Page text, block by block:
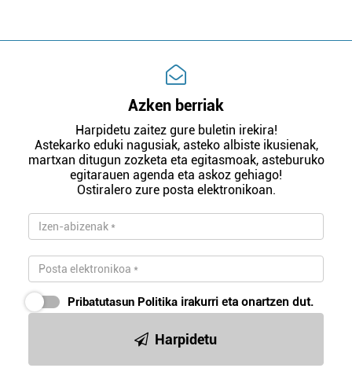
Azken berriak
Harpidetu zaitez gure buletin irekira!
Astekarko eduki nagusiak, asteko albiste ikusienak,
martxan ditugun zozketa eta egitasmoak, asteburuko
egitarauen agenda eta askoz gehiago!
Ostiralero zure posta elektronikoan.
Pribatutasun Politika irakurri eta onartzen dut.
Harpidetu